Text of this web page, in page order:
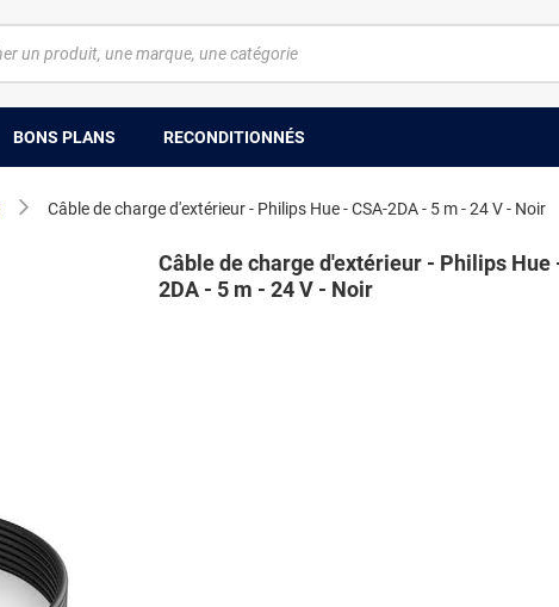
BONS PLANS RECONDITIONNÉS
Câble de charge d'extérieur - Philips Hue - CSA-2DA - 5 m - 24 V - Noir
Câble de charge d'extérieur - Philips Hue
2DA - 5 m - 24 V - Noir